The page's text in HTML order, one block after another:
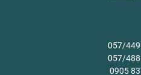
057/449
057/488
0905